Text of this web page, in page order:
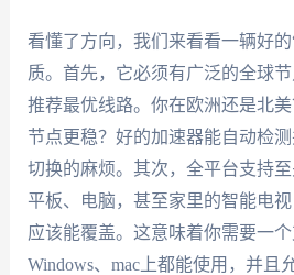
看懂了方向，我们来看看一辆好
质。首先，它必须有广泛的全球
推荐最优线路。你在欧洲还是北
节点更稳？好的加速器能自动检
切换的麻烦。其次，全平台支持至
平板、电脑，甚至家里的智能电
应该能覆盖。这意味着你需要一个
Windows、mac上都能使用，并且